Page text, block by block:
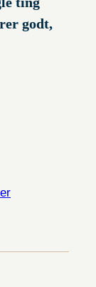
godt,